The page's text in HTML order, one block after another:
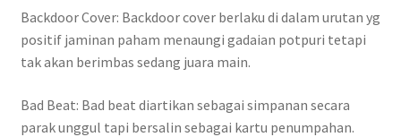
Backdoor Cover: Backdoor cover berlaku di dalam urutan yg
positif jaminan paham menaungi gadaian potpuri tetapi
tak akan berimbas sedang juara main.
Bad Beat: Bad beat diartikan sebagai simpanan secara
parak unggul tapi bersalin sebagai kartu penumpahan.